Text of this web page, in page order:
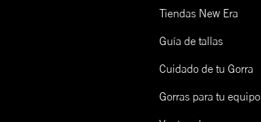
Tiendas New Era
Guía de tallas
Cuidado de tu Gorra
Gorras para tu equipo